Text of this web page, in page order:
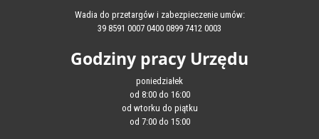
Wadia do przetargów i zabezpieczenie umów:
39 8591 0007 0400 0899 7412 0003
Godziny pracy Urzędu
poniedziałek
od 8:00 do 16:00
od wtorku do piątku
od 7:00 do 15:00